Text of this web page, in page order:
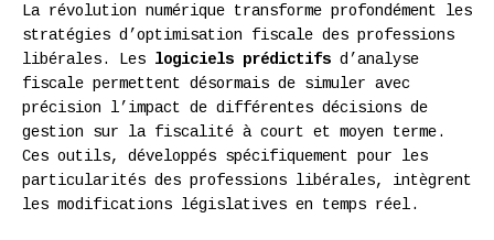
La révolution numérique transforme profondément les
stratégies d’optimisation fiscale des professions
libérales. Les logiciels prédictifs d’analyse
fiscale permettent désormais de simuler avec
précision l’impact de différentes décisions de
gestion sur la fiscalité à court et moyen terme.
Ces outils, développés spécifiquement pour les
particularités des professions libérales, intègrent
les modifications législatives en temps réel.